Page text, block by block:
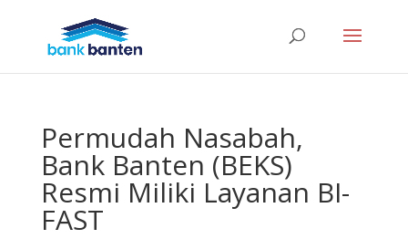
Permudah Nasabah,
Bank Banten (BEKS)
Resmi Miliki Layanan BI-
FAST